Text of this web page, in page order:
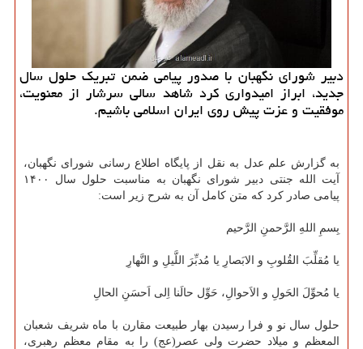
دبیر شورای نگهبان با صدور پیامی ضمن تبریک حلول سال
جدید، ابراز امیدواری کرد شاهد سالی سرشار از معنویت،
موفقیت و عزت پیش روی ایران اسلامی باشیم.
به گزارش علم عدل به نقل از پایگاه اطلاع رسانی شورای نگهبان،
آیت الله جنتی دبیر شورای نگهبان به مناسبت حلول سال ۱۴۰۰
پیامی صادر کرد که متن کامل آن به شرح زیر است:
بِسمِ اللهِ الرَّحمنِ الرَّحیم
یا مُقلِّبَ القُلوبِ و الابَصارِ یا مُدبِّرَ اللَّیلِ و النَّهارِ
یا مُحوِّلَ الحَولِ و الاَحوالِ، حَوِّل حالَنا اِلی اَحسَنِ الحالِ
حلول سال نو و فرا رسیدن بهار طبیعت مقارن با ماه شریف شعبان
المعظم و میلاد حضرت ولی عصر(عج) را به مقام معظم رهبری،